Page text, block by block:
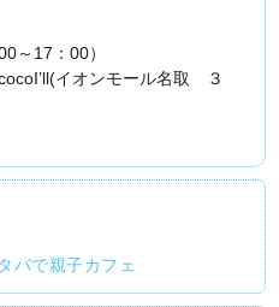
～17：00）
イオンモール名取 ３
バで親子カフェ